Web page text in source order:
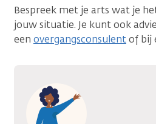
Bespreek met je arts wat je
jouw situatie. Je kunt ook
een overgangsconsulentof bij